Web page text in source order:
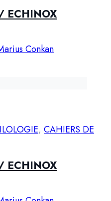
ECHINOX
Conkan
, CAHIERS DE
ECHINOX